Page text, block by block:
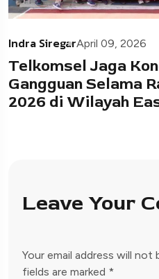
Indra SiregarApril 09, 2026
Telkomsel Jaga
Gangguan Selama
2026 di Wilayah
Leave Your
Your email address will not
fields are marked *